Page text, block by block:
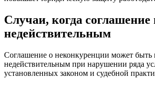
Случаи, когда соглашение
недействительным
Соглашение о неконкуренции может быть
недействительным при нарушении ряда
установленных законом и судебной